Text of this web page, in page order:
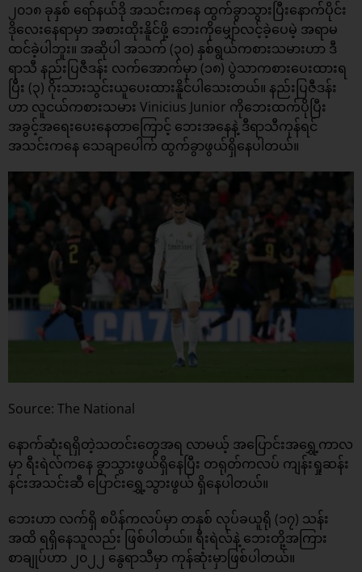
၂၀၁၈ ခုနှစ် ရော်နယ်ဒို အသင်းကနေ ထွက်ခွာသွားပြီးနောက်ပိုင်း
ဒိုလေးနေရာမှာ အစားထိုးနိူင်ဖို့ ဘေးကိုမျှော်လင့်ခဲ့ပေမဲ့ အရာမ
ထင်ခဲ့ပါဘူး။ အဆိုပါ အသက် (၃၀) နှစ်ရွယ်ကစားသမားဟာ ဒီ
ရာသီ နည်းပြဇီဒန်း လက်အောက်မှာ (၁၈) ပွဲသာကစားပေးထားရ
ပြီး (၃) ဂိုးသားသွင်းယူပေးထားနိူင်ပါသေးတယ်။ နည်းပြဇီဒန်း
ဟာ လူငယ်ကစားသမား Vinicius Junior ကိုဘေးထက်ပိုပြီး
အခွင့်အရေးပေးနေတာကြောင့် ဘေးအနေနဲ့ ဒီရာသီကုန်ရင်
အသင်းကနေ သေချာပေါက် ထွက်ခွာဖွယ်ရှိနေပါတယ်။
Source: The National
နောက်ဆုံးရရှိတဲ့သတင်းတွေအရ လာမယ့် အပြောင်းအရွှေ့ကာလ
မှာ ရီးရဲလ်ကနေ ခွာသွားဖွယ်ရှိနေပြီး တရုတ်ကလပ် ကျန်းရှုဆန်း
နင်းအသင်းဆီ ပြောင်းရွှေ့သွားဖွယ် ရှိနေပါတယ်။
ဘေးဟာ လက်ရှိ စပိန်ကလပ်မှာ တနှစ် လုပ်ခယူရို (၁၇) သန်း
အထိ ရရှိ‌နေသူလည်း ဖြစ်ပါတယ်။ ရီးရဲလ်နဲ့ ဘေးတို့အကြား
စာချုပ်ဟာ ၂၀၂၂ နွေရာသီမှာ ကုန်ဆုံးမှာဖြစ်ပါတယ်။